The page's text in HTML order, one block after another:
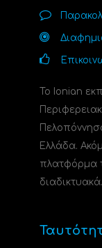
Το Ionian
Ελλάδα.
πλατφόρμα
διαδικτυακά.